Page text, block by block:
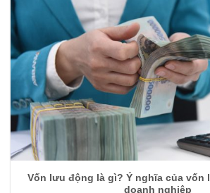
Vốn lưu động là gì? Ý nghĩa của vốn
doanh nghiệp